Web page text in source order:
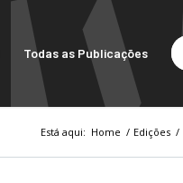
Todas as Publicações
Está aqui: Home / Edições /